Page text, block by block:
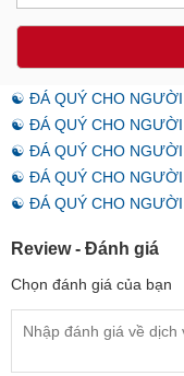
☯ ĐÁ QUÝ CHO NGƯỜI
☯ ĐÁ QUÝ CHO NGƯỜI
☯ ĐÁ QUÝ CHO
☯ ĐÁ QUÝ CHO NGƯỜI
☯ ĐÁ QUÝ CHO
Review - Đánh giá
Chọn đánh giá của bạn